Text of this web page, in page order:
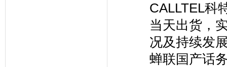
CALLTEL科
当天出货，
况及持续发
蝉联国产话